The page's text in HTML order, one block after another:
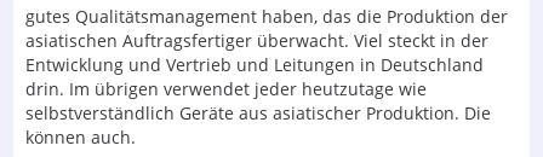
gutes Qualitätsmanagement haben, das die Produktion der
asiatischen Auftragsfertiger überwacht. Viel steckt in der
Entwicklung und Vertrieb und Leitungen in Deutschland
drin. Im übrigen verwendet jeder heutzutage wie
selbstverständlich Geräte aus asiatischer Produktion. Die
können auch.